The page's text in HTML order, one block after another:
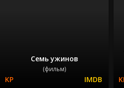
Семь ужинов
(фильм)